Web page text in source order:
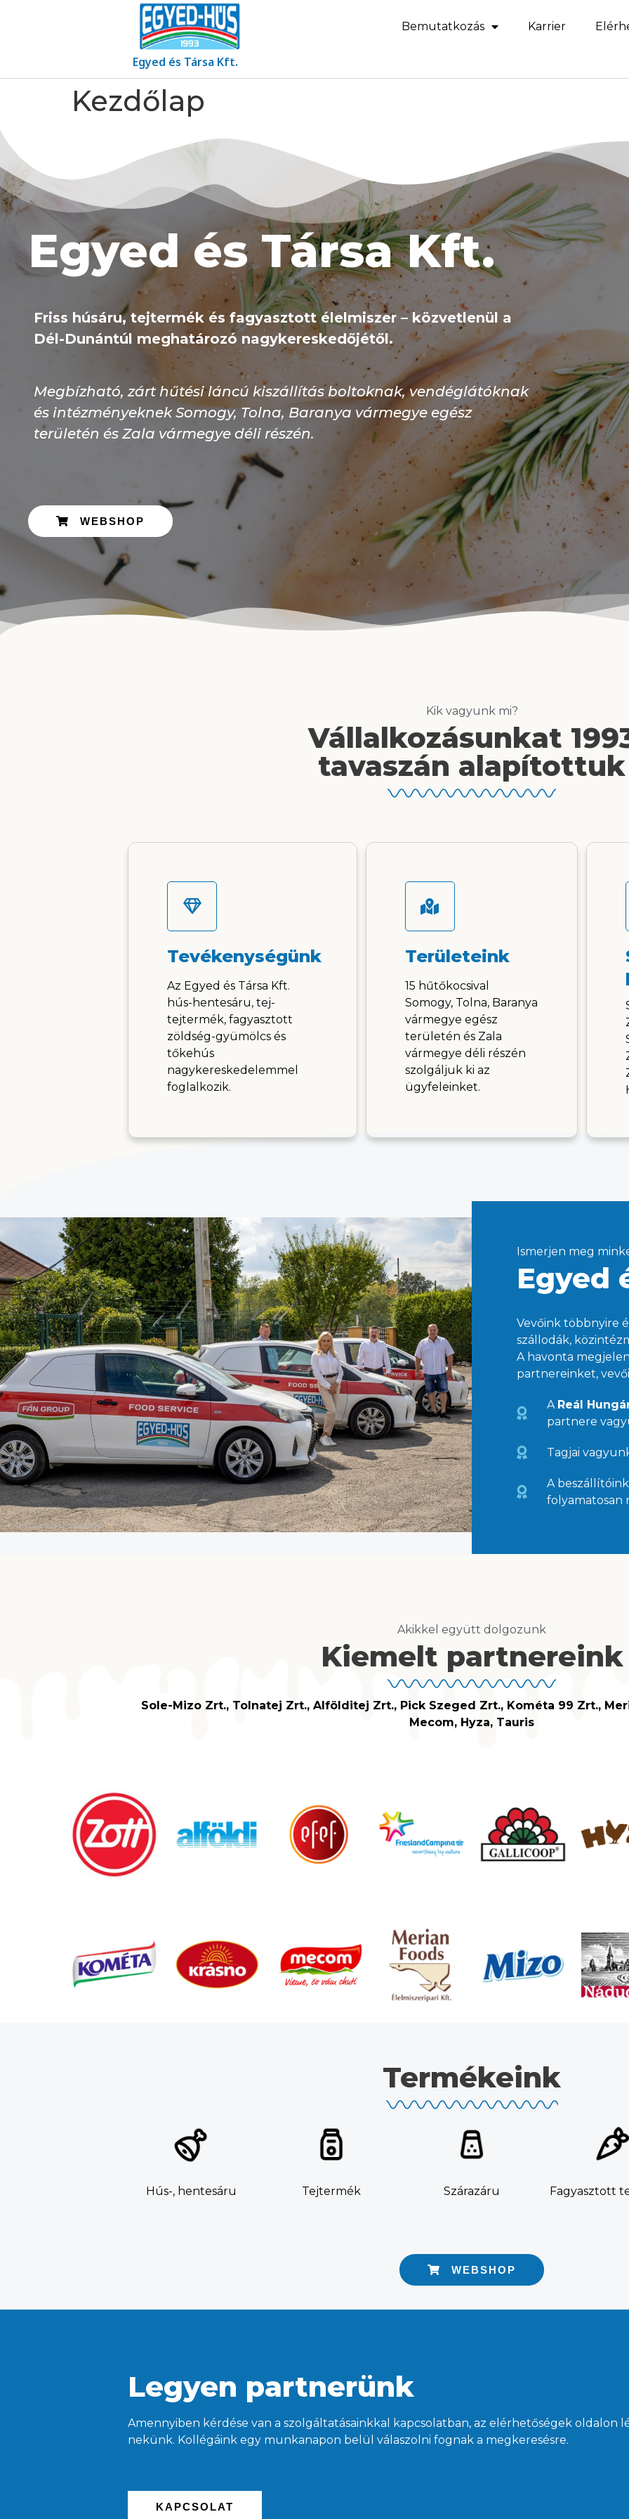
Egyed és Társa Kft.
Bemutatkozás Karrier
Kezdőlap
Egyed és Társa Kft.
Friss húsáru, tejtermék és fagyasztott élelmiszer – közvetlenül a
Dél-Dunántúl meghatározó nagykereskedőjétől.
Megbízható, zárt hűtési láncú kiszállítás boltoknak, vendéglátóknak
és intézményeknek Somogy, Tolna, Baranya vármegye egész
területén és Zala vármegye déli részén.
WEBSHOP
Kik vagyunk mi?
Vállalkozásunkat
tavaszán alapítottuk
Tevékenységünk
Az Egyed és Társa Kft.
hús-hentesáru, tej-
tejtermék, fagyasztott
zöldség-gyümölcs és
tőkehús
nagykereskedelemmel
foglalkozik.
Területeink
15 hűtőkocsival
Somogy, Tolna, Baranya
vármegye egész
területén és Zala
vármegye déli részén
szolgáljuk ki az
ügyfeleinket.
Ismerjen meg
Egyed
Vevőink többnyire
szállodák,
A havonta
partnereinket,
A Reál
partnere
Tagjai
A
folyamatosan
Akikkel együtt dolgozunk
Kiemelt partnereink
Sole-Mizo Zrt., Tolnatej Zrt., Alfölditej Zrt., Pick Szeged Zrt., Kométa 99 Zrt.,
Mecom, Hyza, Tauris
Termékeink
Hús-, hentesáru Tejtermék Szárazáru Fagyasztott
WEBSHOP
Legyen partnerünk
Amennyiben kérdése van a szolgáltatásainkkal kapcsolatban, az elérhetőségek oldalon
nekünk. Kollégáink egy munkanapon belül válaszolni fognak a megkeresésre.
KAPCSOLAT